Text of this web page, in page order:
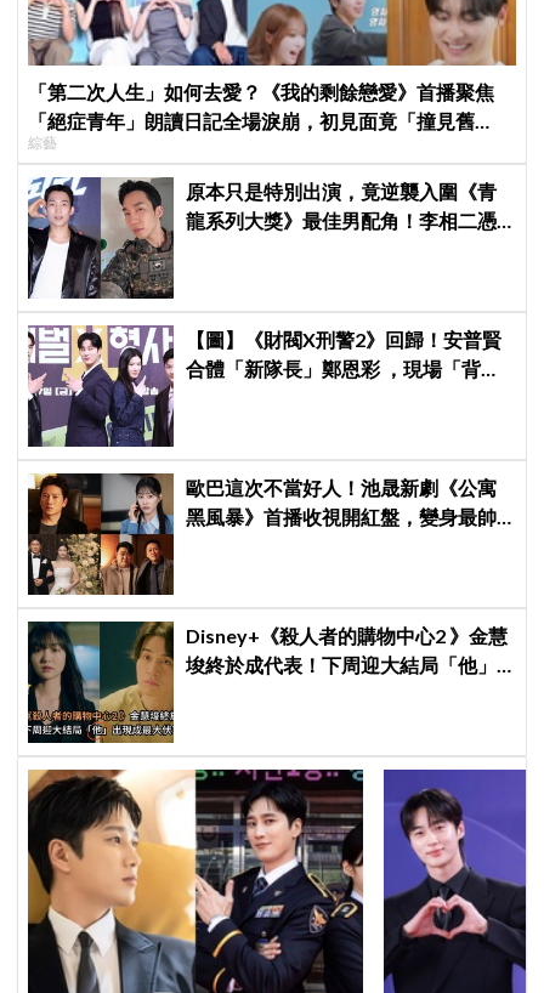
「第二次人生」如何去愛？《我的剩餘戀愛》首播聚焦
「絕症青年」朗讀日記全場淚崩，初見面竟「撞見舊
識」！
綜藝
原本只是特別出演，竟逆襲入圍《青
龍系列大獎》最佳男配角！李相二憑
【圖】《財閥X刑警2》回歸！安普賢
合體「新隊長」鄭恩彩 ，現場「背靠
歐巴這次不當好人！池晟新劇《公寓
黑風暴》首播收視開紅盤，變身最帥
Disney+《殺人者的購物中心2 》金慧
埈終於成代表！下周迎大結局「他」